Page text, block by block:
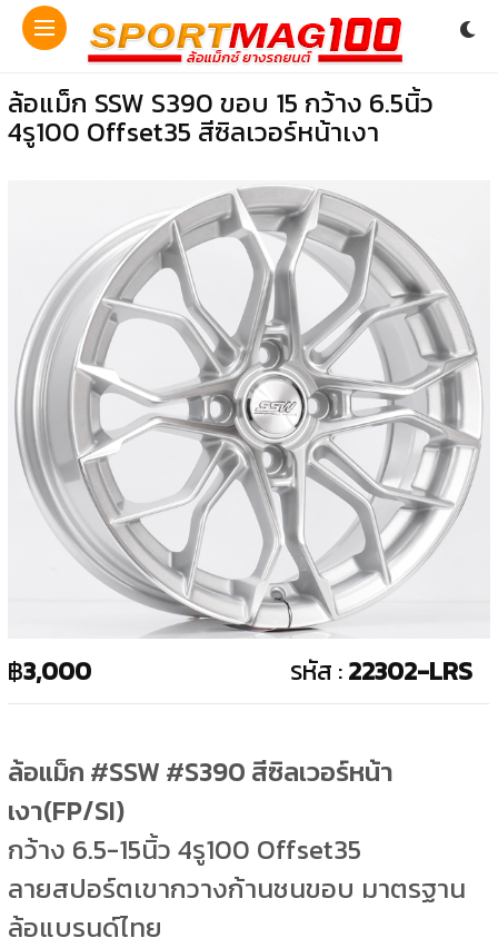
ล้อแม็ก SSW S390 ขอบ 15 กว้าง 6.5นิ้ว
4รู100 Offset35 สีซิลเวอร์หน้าเงา
฿3,000 รหัส :22302-LRS
ล้อแม็ก #SSW #S390 สีซิลเวอร์หน้า
เงา(FP/SI)
กว้าง 6.5-15นิ้ว 4รู100 Offset35
ลายสปอร์ตเขากวางก้านชนขอบ มาตรฐาน
ล้อแบรนด์ไทย